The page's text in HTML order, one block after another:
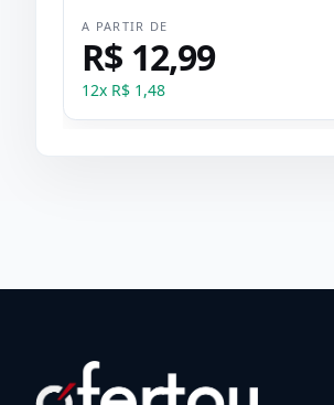
A PARTIR DE
R$ 12,99
12x R$ 1,48